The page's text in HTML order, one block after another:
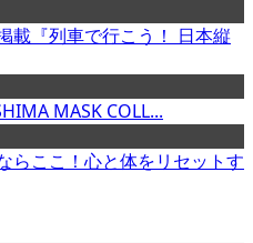
載『列車で行こう！ 日本縦
MASK COLL...
らここ！心と体をリセットす